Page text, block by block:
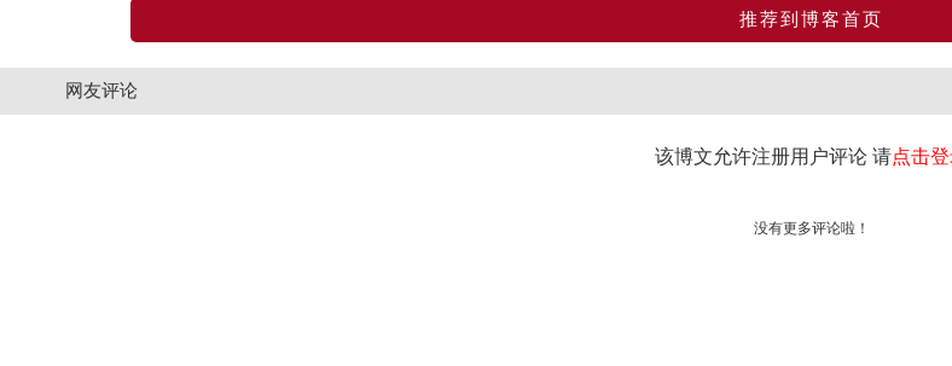
推荐到博客首页
网友评论
该博文允许注册用户评论 请点击
没有更多评论啦！